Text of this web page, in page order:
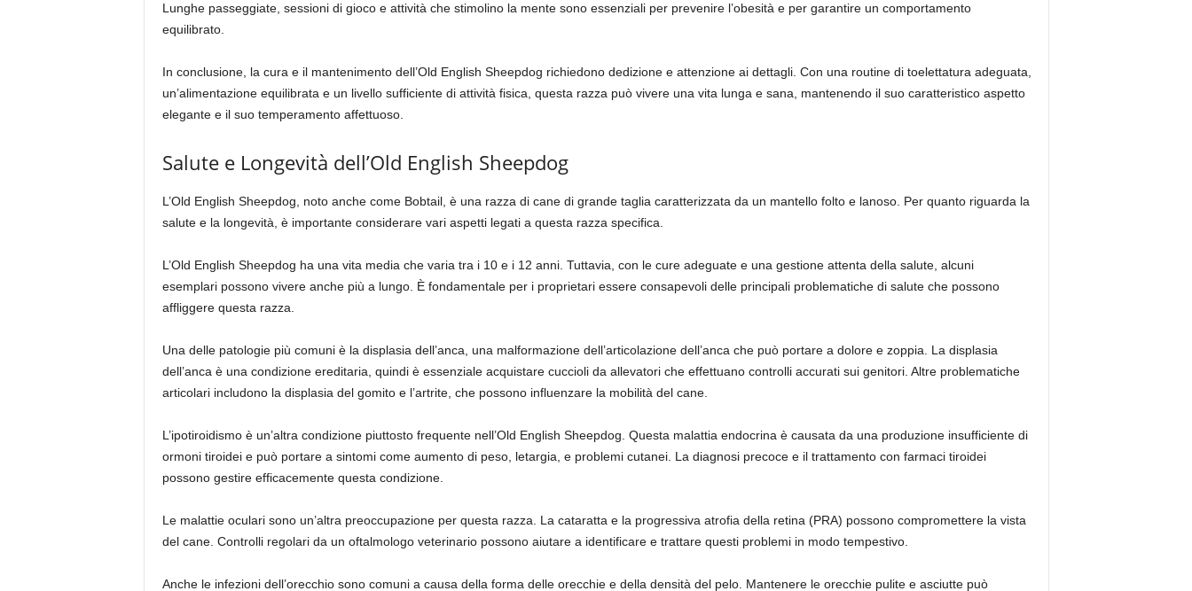
Lunghe passeggiate, sessioni di gioco e attività che stimolino la mente sono essenziali per prevenire l’obesità e per garantire un comportamento
equilibrato.
In conclusione, la cura e il mantenimento dell’Old English Sheepdog richiedono dedizione e attenzione ai dettagli. Con una routine di toelettatura adeguata,
un’alimentazione equilibrata e un livello sufficiente di attività fisica, questa razza può vivere una vita lunga e sana, mantenendo il suo caratteristico aspetto
elegante e il suo temperamento affettuoso.
Salute e Longevità dell’Old English Sheepdog
L’Old English Sheepdog, noto anche come Bobtail, è una razza di cane di grande taglia caratterizzata da un mantello folto e lanoso. Per quanto riguarda la
salute e la longevità, è importante considerare vari aspetti legati a questa razza specifica.
L’Old English Sheepdog ha una vita media che varia tra i 10 e i 12 anni. Tuttavia, con le cure adeguate e una gestione attenta della salute, alcuni
esemplari possono vivere anche più a lungo. È fondamentale per i proprietari essere consapevoli delle principali problematiche di salute che possono
affliggere questa razza.
Una delle patologie più comuni è la displasia dell’anca, una malformazione dell’articolazione dell’anca che può portare a dolore e zoppia. La displasia
dell’anca è una condizione ereditaria, quindi è essenziale acquistare cuccioli da allevatori che effettuano controlli accurati sui genitori. Altre problematiche
articolari includono la displasia del gomito e l’artrite, che possono influenzare la mobilità del cane.
L’ipotiroidismo è un’altra condizione piuttosto frequente nell’Old English Sheepdog. Questa malattia endocrina è causata da una produzione insufficiente di
ormoni tiroidei e può portare a sintomi come aumento di peso, letargia, e problemi cutanei. La diagnosi precoce e il trattamento con farmaci tiroidei
possono gestire efficacemente questa condizione.
Le malattie oculari sono un’altra preoccupazione per questa razza. La cataratta e la progressiva atrofia della retina (PRA) possono compromettere la vista
del cane. Controlli regolari da un oftalmologo veterinario possono aiutare a identificare e trattare questi problemi in modo tempestivo.
Anche le infezioni dell’orecchio sono comuni a causa della forma delle orecchie e della densità del pelo. Mantenere le orecchie pulite e asciutte può